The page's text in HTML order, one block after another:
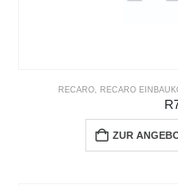
RECARO RECARO
ZUR